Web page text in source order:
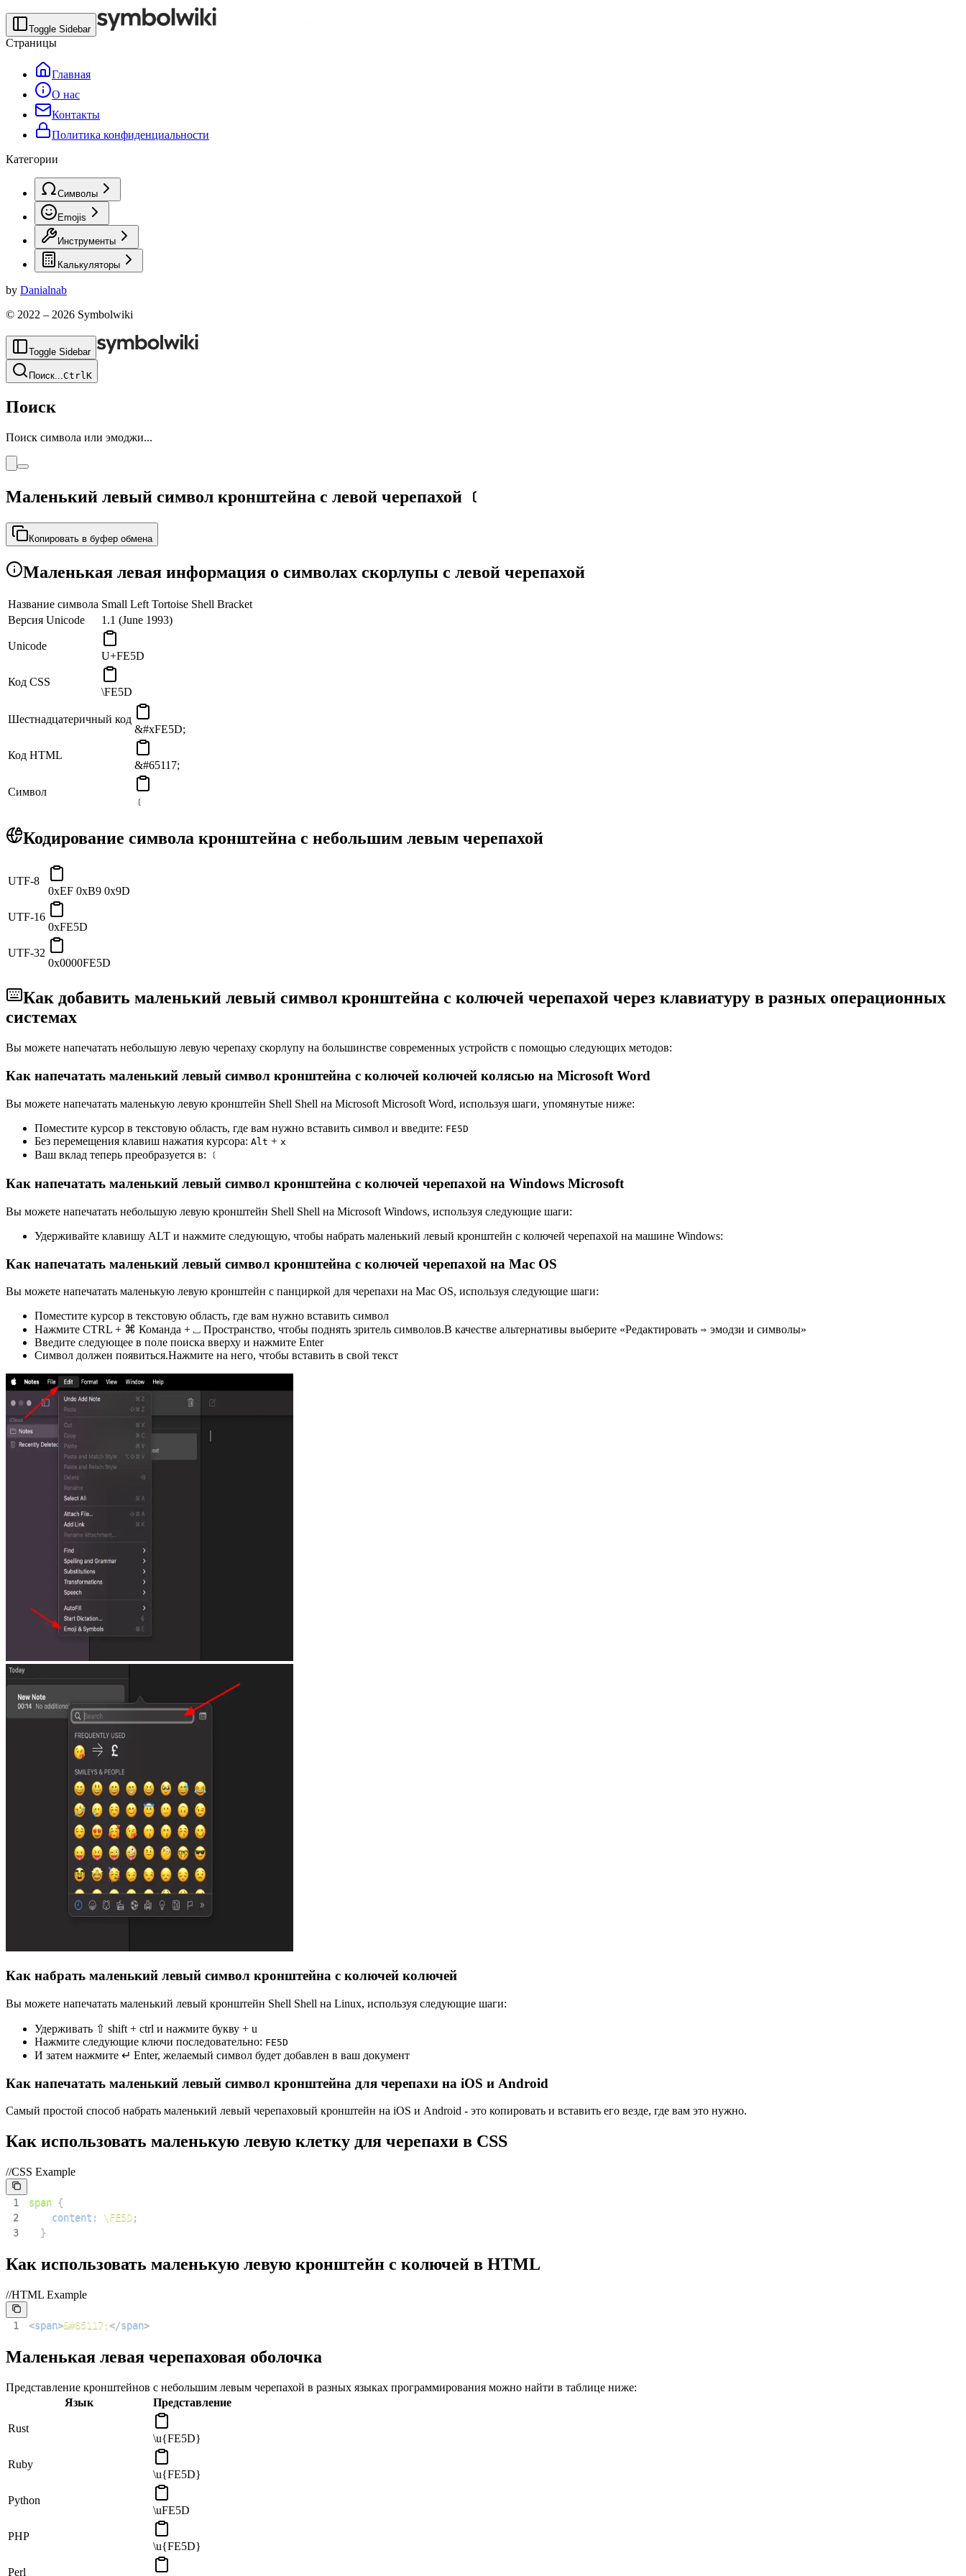
Toggle Sidebar
Страницы
Главная
О нас
Контакты
Политика конфиденциальности
Категории
Символы
Emojis
Инструменты
Калькуляторы
by Danialnab
© 2022 – 2026 Symbolwiki
Toggle Sidebar
Поиск...CtrlK
Поиск
Поиск символа или эмоджи...
Маленький левый символ кронштейна с левой черепахой ﹝
Копировать в буфер обмена
Маленькая левая информация о символах скорлупы с левой черепахой
Название символа Small Left Tortoise Shell Bracket
Версия Unicode
1.1 (June 1993)
Unicode
U+FE5D
Код CSS
\FE5D
Шестнадцатеричный код
&#xFE5D;
Код HTML
&#65117;
Символ
﹝
Кодирование символа кронштейна с небольшим левым черепахой
UTF-8
0xEF 0xB9 0x9D
UTF-16
0xFE5D
UTF-32
0x0000FE5D
Как добавить маленький левый символ кронштейна с колючей черепахой через клавиатуру в разных операционных
системах
Вы можете напечатать небольшую левую черепаху скорлупу на большинстве современных устройств с помощью следующих методов:
Как напечатать маленький левый символ кронштейна с колючей колючей колясью на Microsoft Word
Вы можете напечатать маленькую левую кронштейн Shell Shell на Microsoft Microsoft Word, используя шаги, упомянутые ниже:
Поместите курсор в текстовую область, где вам нужно вставить символ и введите: FE5D
Без перемещения клавиш нажатия курсора: Alt + x
Ваш вклад теперь преобразуется в: ﹝
Как напечатать маленький левый символ кронштейна с колючей черепахой на Windows Microsoft
Вы можете напечатать небольшую левую кронштейн Shell Shell на Microsoft Windows, используя следующие шаги:
Удерживайте клавишу ALT и нажмите следующую, чтобы набрать маленький левый кронштейн с колючей черепахой на машине Windows:
Как напечатать маленький левый символ кронштейна с колючей черепахой на Mac OS
Вы можете напечатать маленькую левую кронштейн с панциркой для черепахи на Mac OS, используя следующие шаги:
Поместите курсор в текстовую область, где вам нужно вставить символ
Нажмите CTRL + ⌘ Команда + ⎵ Пространство, чтобы поднять зритель символов.В качестве альтернативы выберите «Редактировать ⇒ эмодзи и символы»
Введите следующее в поле поиска вверху и нажмите Enter
Символ должен появиться.Нажмите на него, чтобы вставить в свой текст
Как набрать маленький левый символ кронштейна с колючей колючей
Вы можете напечатать маленький левый кронштейн Shell Shell на Linux, используя следующие шаги:
Удерживать ⇧ shift + ctrl и нажмите букву + u
Нажмите следующие ключи последовательно: FE5D
И затем нажмите ↵ Enter, желаемый символ будет добавлен в ваш документ
Как напечатать маленький левый символ кронштейна для черепахи на iOS и Android
Самый простой способ набрать маленький левый черепаховый кронштейн на iOS и Android - это копировать и вставить его везде, где вам это нужно.
Как использовать маленькую левую клетку для черепахи в CSS
//CSS Example
1 span {
2
content : \FE5D;
3
}
Как использовать маленькую левую кронштейн с колючей в HTML
//HTML Example
1 <span>&#65117;</span>
Маленькая левая черепаховая оболочка
Представление кронштейнов с небольшим левым черепахой в разных языках программирования можно найти в таблице ниже:
Язык
Представление
Rust
\u{FE5D}
Ruby
\u{FE5D}
Python
\uFE5D
PHP
\u{FE5D}
Perl